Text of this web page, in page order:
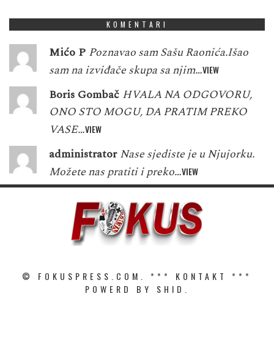
KOMENTARI
Mićo P Poznavao sam Sašu Raonića.Išao
sam na izviđače skupa sa njim…VIEW
Boris Gombač HVALA NA ODGOVORU,
ONO STO MOGU, DA PRATIM PREKO
VASE…VIEW
administrator Nase sjediste je u Njujorku.
Možete nas pratiti i preko…VIEW
© FOKUSPRESS.COM. *** KONTAKT
***
POWERD BY SHID.